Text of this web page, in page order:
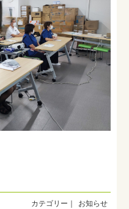
お知らせ